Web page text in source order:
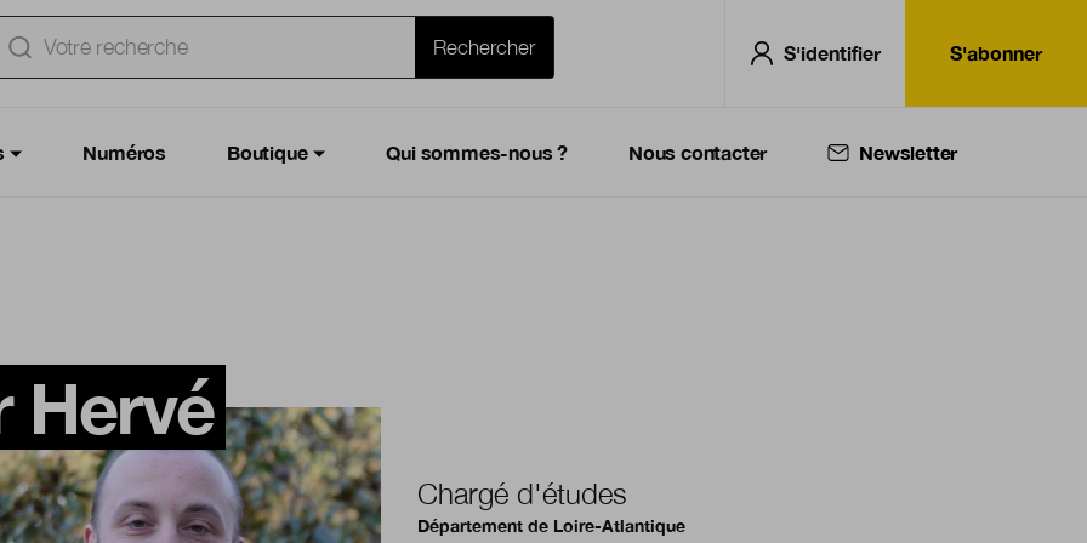
S'identifier S'abonner
Numéros Boutique Qui sommes-nous ? Nous contacter Newsletter
Hervé
Chargé d'études
Département de Loire-Atlantique